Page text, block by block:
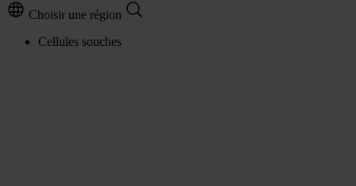
Choisir une région
Cellules souches